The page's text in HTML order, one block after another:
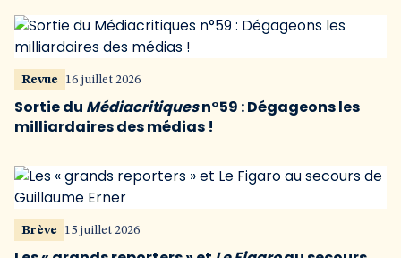
Revue 16 juillet 2026
Sortie du Médiacritiquesn°59 : Dégageons les
milliardaires des médias !
Brève 15 juillet 2026